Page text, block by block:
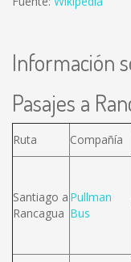
Información
Pasajes a
Ruta Compañía
Santiago a
Rancagua
Pullman
Bus